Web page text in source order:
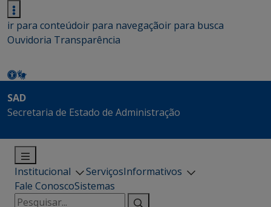
ir para conteúdoir para navegaçãoir para busca
Ouvidoria Transparência
SAD
Secretaria de Estado de Administração
Institucional ServiçosInformativos
Fale ConoscoSistemas
Pesquisar